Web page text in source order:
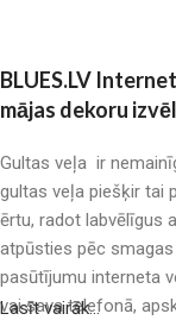
BLUES.LV
mājas dekoru
Gultas veļa ir
gultas veļa piešķir tai
ērtu, radot labvēlīgus
atpūsties pēc smagas
pasūtījumu interneta
vai sava telefonā,
Lasīt vairāk...